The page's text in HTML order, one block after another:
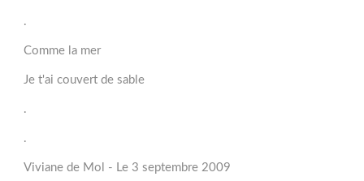
.
Comme la mer
Je t'ai couvert de sable
.
.
Viviane de Mol - Le 3 septembre 2009